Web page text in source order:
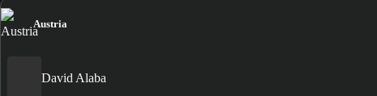
Austria
David Alaba